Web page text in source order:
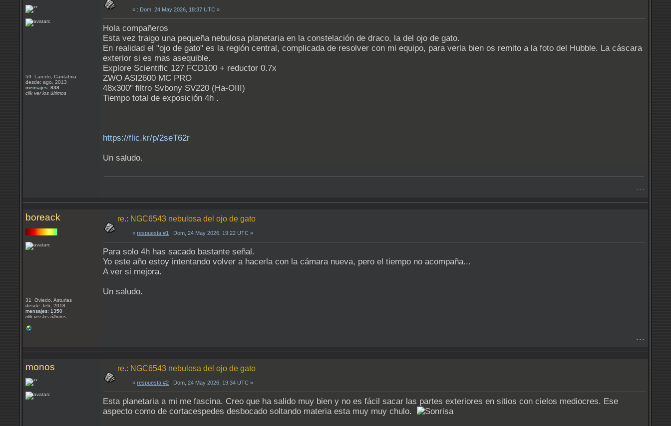
59 Laredo, Cantabria
desde: ago, 2013
mensajes: 838
clik ver los últimos
« : Dom, 24 May 2026, 18:37 UTC »
Hola compañeros
Esta vez traigo una pequeña nebulosa planetaria en la constelación de draco, la del ojo de gato.
En realidad el "ojo de gato" es la región central, complicada de resolver con mi equipo, para verla bien os remito a la foto del Hubble. La cáscara
exterior si es mas asequible.
Explore Scientific 127 FCD100 + reductor 0.7x
ZWO ASI2600 MC PRO
48x300" filtro Svbony SV220 (Ha-OIII)
Tiempo total de exposición 4h .
https://flic.kr/p/2seT62r
Un saludo.
- - -
boreack
31 Oviedo, Asturias
desde: feb, 2018
mensajes: 1350
clik ver los últimos
re.: NGC6543 nebulosa del ojo de gato
« respuesta #1 : Dom, 24 May 2026, 19:22 UTC »
Para solo 4h has sacado bastante señal.
Yo este año estoy intentando volver a hacerla con la cámara nueva, pero el tiempo no acompaña...
A ver si mejora.
Un saludo.
- - -
monos re.: NGC6543 nebulosa del ojo de gato
« respuesta #2 : Dom, 24 May 2026, 19:34 UTC »
Esta planetaria a mi me fascina. Creo que ha salido muy bien y no es fácil sacar las partes exteriores en sitios con cielos mediocres. Ese
aspecto como de cortacespedes desbocado soltando materia esta muy muy chulo.